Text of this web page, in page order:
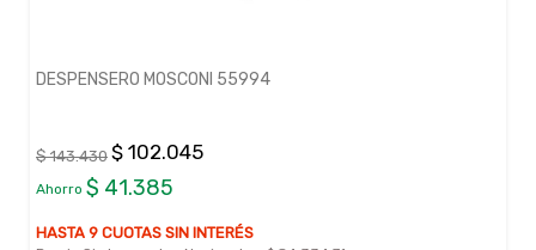
DESPENSERO MOSCONI 55994
$ 143.430 $ 102.045
Ahorro $ 41.385
HASTA 9 CUOTAS SIN INTERÉS